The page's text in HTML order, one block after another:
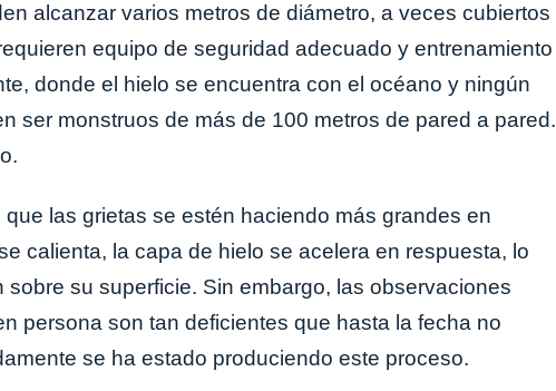
alcanzar varios metros de diámetro, a veces cubiertos
equipo de seguridad adecuado y entrenamiento
donde el hielo se encuentra con el océano y ningún
ser monstruos de más de 100 metros de pared a pared.
las grietas se estén haciendo más grandes en
calienta, la capa de hielo se acelera en respuesta, lo
su superficie. Sin embargo, las observaciones
persona son tan deficientes que hasta la fecha no
se ha estado produciendo este proceso.